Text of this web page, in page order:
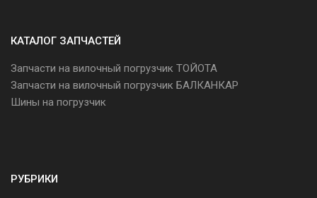
КАТАЛОГ ЗАПЧАСТЕЙ
Запчасти на вилочный погрузчик ТОЙОТА
Запчасти на вилочный погрузчик БАЛКАНКАР
Шины на погрузчик
РУБРИКИ